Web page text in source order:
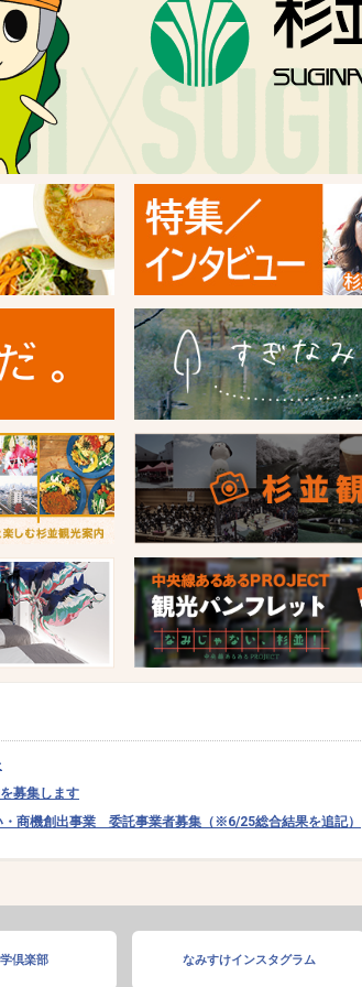
募集します
商機創出事業 委託事業者募集（※6/25総合結果を追記）
倶楽部 なみすけインスタグラム